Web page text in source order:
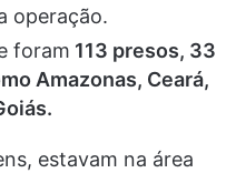
operação.
foram 113 presos, 33
Amazonas, Ceará,
estavam na área